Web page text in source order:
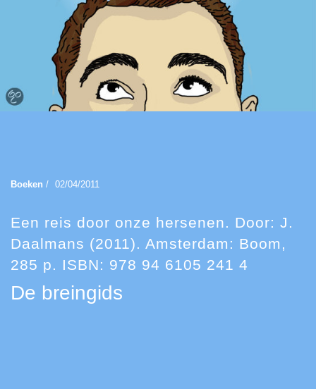
Boeken / 02/04/2011
Een reis door onze hersenen. Door: J.
Daalmans (2011). Amsterdam: Boom,
285 p. ISBN: 978 94 6105 241 4
De breingids